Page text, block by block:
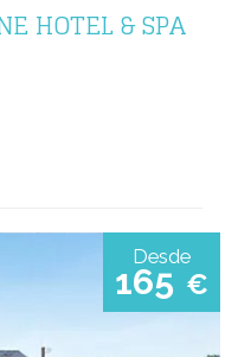
HOTEL & SPA
Desde
165 €